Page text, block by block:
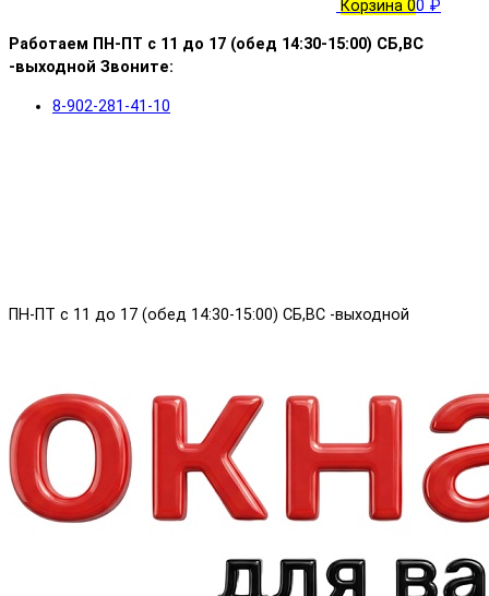
Корзина 00 ₽
Работаем ПН-ПТ с 11 до 17 (обед 14:30-15:00) СБ,ВС
-выходной Звоните:
8-902-281-41-10
ПН-ПТ с 11 до 17 (обед 14:30-15:00) СБ,ВС -выходной